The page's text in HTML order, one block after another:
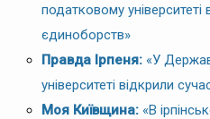
податковому університеті
єдиноборств»
Правда Ірпеня: «У
університеті відкрили
Моя Київщина: «В